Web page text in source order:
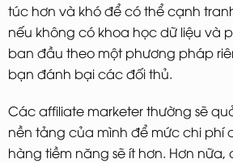
túc hơn và khó để có thể cạnh
nếu không có khoa học dữ liệu và
ban đầu theo một phương pháp
bạn đánh bại các đối thủ.
Các affiliate marketer thường sẽ
nền tảng của mình để mức chi phí
hàng tiềm năng sẽ ít hơn. Hơn nữa,